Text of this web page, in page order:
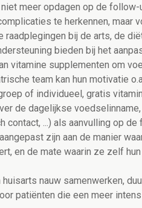
meer opdagen op de
te herkennen, maar
raadplegingen bij de arts, de
bieden bij het
vitamine supplementen om
team kan hun motivatie
of individueel, gratis
de dagelijkse
...) als aanvulling op
zijn aan de manier
en de mate waarin ze zelf
nauw samenwerken,
patiënten die een meer